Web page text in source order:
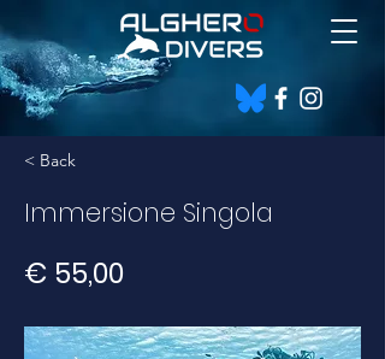
< Back
Immersione Singola
€ 55,00